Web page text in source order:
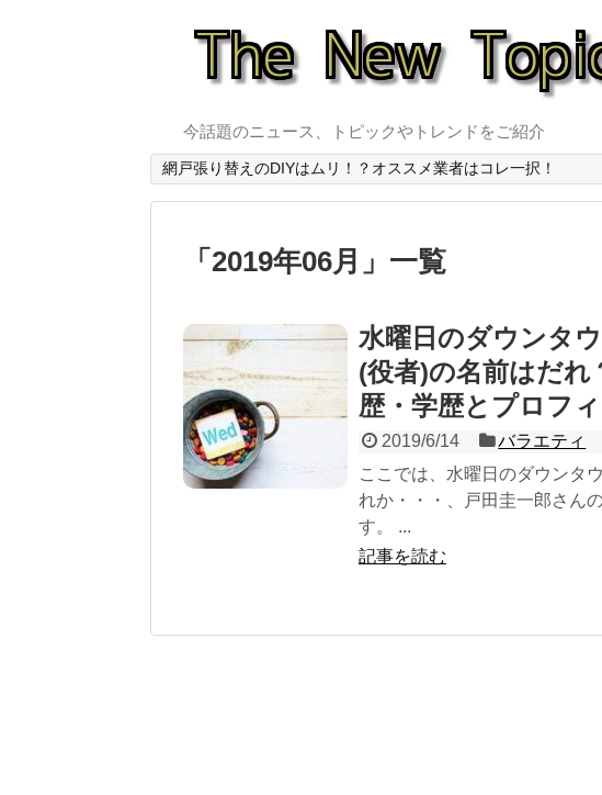
今話題のニュース、トピックやトレンドをご紹介
網戸張り替えのDIYはムリ！？オススメ業者はコレ一択！
「 2019年06月 」 一覧
水曜日のダウンタ
(役者)の名前はだれ
歴・学歴とプロフ
2019/6/14
バラエティ
ここでは、水曜日のダウンタ
れか・・・、戸田圭一郎さん
す。 ...
記事を読む